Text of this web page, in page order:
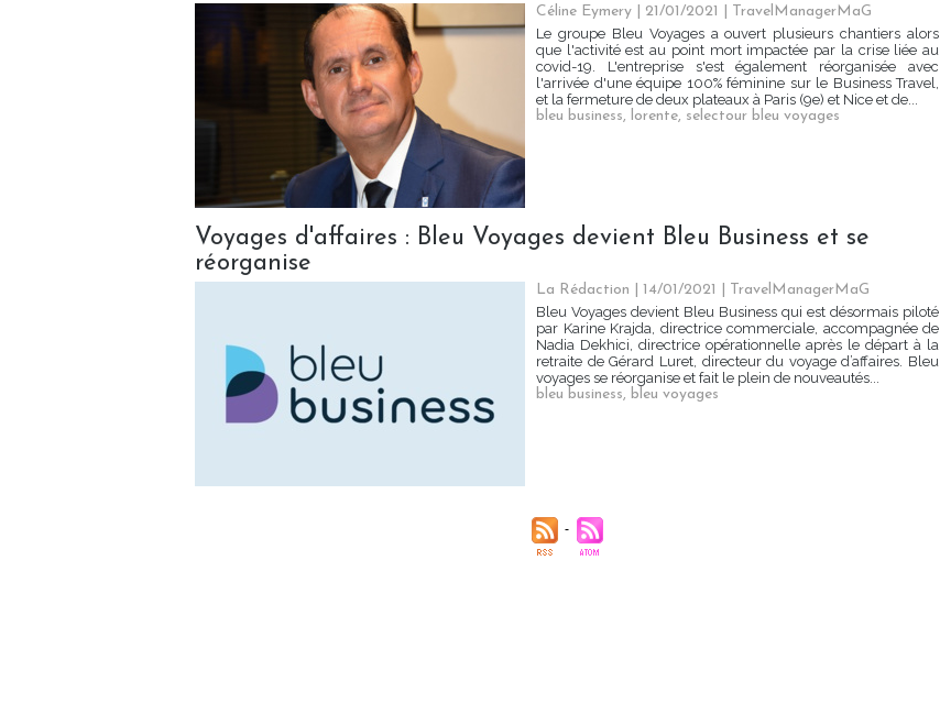
Céline Eymery | 21/01/2021
TravelManagerMaG
Le groupe Bleu Voyages a ouvert plusieurs chantiers alors
que l'activité est au point mort impactée par la crise liée au
covid-19. L'entreprise s'est également réorganisée avec
l'arrivée d'une équipe 100% féminine sur le Business Travel,
et la fermeture de deux plateaux à Paris (9e) et Nice et de...
bleu business, lorente, selectour bleu voyages
Voyages d'affaires : Bleu Voyages devient Bleu Business et se
réorganise
La Rédaction | 14/01/2021
TravelManagerMaG
Bleu Voyages devient Bleu Business qui est désormais piloté
par Karine Krajda, directrice commerciale, accompagnée de
Nadia Dekhici, directrice opérationnelle après le départ à la
retraite de Gérard Luret, directeur du voyage d’affaires. Bleu
voyages se réorganise et fait le plein de nouveautés...
bleu business, bleu voyages